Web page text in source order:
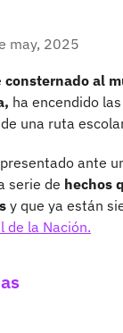
may, 2025
consternado al
ha encendido
una ruta
ante
serie de hechos
y que ya están
de la Nación.